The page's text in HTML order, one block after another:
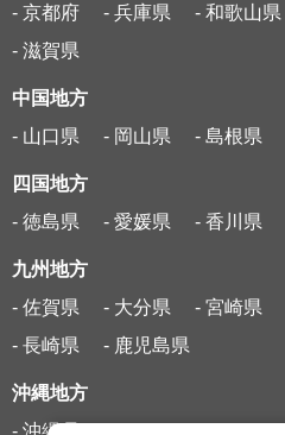
- 京都府
- 兵庫県 - 和歌山県
- 滋賀県
中国地方
- 山口県
- 岡山県 - 島根県
四国地方
- 徳島県
- 愛媛県 - 香川県
九州地方
- 佐賀県
- 大分県 - 宮崎県
- 長崎県
- 鹿児島県
沖縄地方
- 沖縄県